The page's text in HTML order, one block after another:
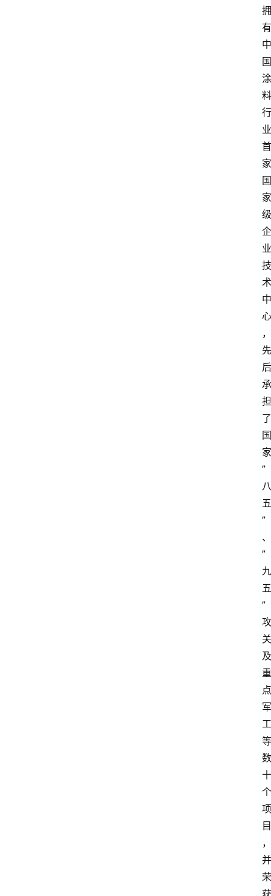
拥
有
中
国
涂
料
行
业
首
家
国
家
级
企
业
技
术
中
心
，
先
后
承
担
了
国
家
”
八
五
”
、
”
九
五
”
攻
关
及
重
点
军
工
等
数
十
个
项
目
，
并
荣
获